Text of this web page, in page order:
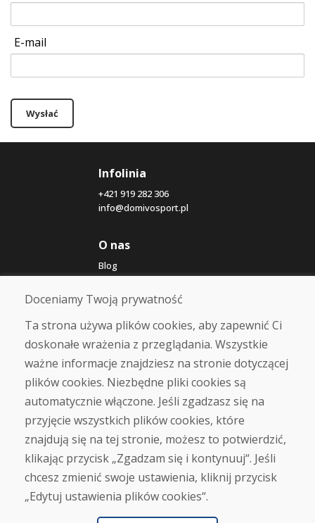
E-mail
Wysłać
Infolinia
+421 919 282 306
info@domivosport.pl
O nas
Blog
O nas
Sklep
Kontakt
Zakup
Sklep internetowy
Warunki handlowe
Transport
Zapłata
Skarga
Zwrot i wymiana towaru
Ochrona danych osobowych
Cookies
Doceniamy Twoją prywatność
Ta strona używa plików cookies, aby zapewnić Ci
doskonałe wrażenia z przeglądania. Wszystkie
ważne informacje znajdziesz na stronie dotyczącej
plików cookies. Niezbędne pliki cookies są
automatycznie włączone. Jeśli zgadzasz się na
przyjęcie wszystkich plików cookies, które
znajdują się na tej stronie, możesz to potwierdzić,
klikając przycisk „Zgadzam się i kontynuuj“. Jeśli
chcesz zmienić swoje ustawienia, kliknij przycisk
„Edytuj ustawienia plików cookies“.